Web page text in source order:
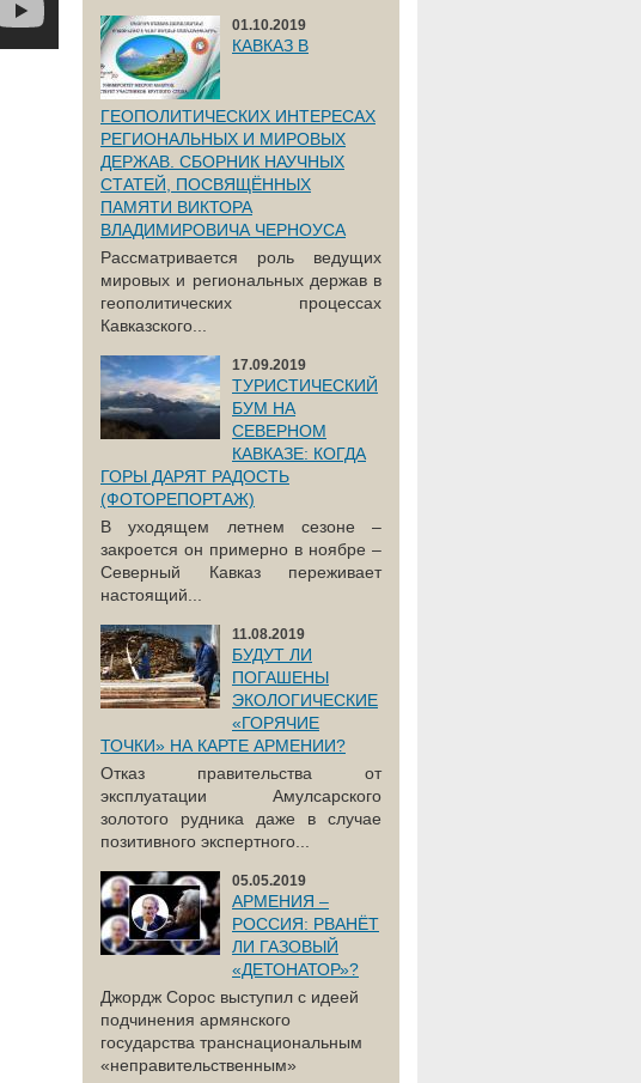
01.10.2019
КАВКАЗ В
ГЕОПОЛИТИЧЕСКИХ ИНТЕРЕСАХ
РЕГИОНАЛЬНЫХ И МИРОВЫХ
ДЕРЖАВ. СБОРНИК НАУЧНЫХ
СТАТЕЙ, ПОСВЯЩЁННЫХ
ПАМЯТИ ВИКТОРА
ВЛАДИМИРОВИЧА ЧЕРНОУСА
Рассматривается роль ведущих
мировых и региональных держав в
геополитических процессах
Кавказского...
17.09.2019
ТУРИСТИЧЕСКИЙ
БУМ НА
СЕВЕРНОМ
КАВКАЗЕ: КОГДА
ГОРЫ ДАРЯТ РАДОСТЬ
(ФОТОРЕПОРТАЖ)
В уходящем летнем сезоне –
закроется он примерно в ноябре –
Северный Кавказ переживает
настоящий...
11.08.2019
БУДУТ ЛИ
ПОГАШЕНЫ
ЭКОЛОГИЧЕСКИЕ
«ГОРЯЧИЕ
ТОЧКИ» НА КАРТЕ АРМЕНИИ?
Отказ правительства от
эксплуатации Амулсарского
золотого рудника даже в случае
позитивного экспертного...
05.05.2019
АРМЕНИЯ –
РОССИЯ: РВАНЁТ
ЛИ ГАЗОВЫЙ
«ДЕТОНАТОР»?
Джордж Сорос выступил с идеей
подчинения армянского
государства транснациональным
«неправительственным»